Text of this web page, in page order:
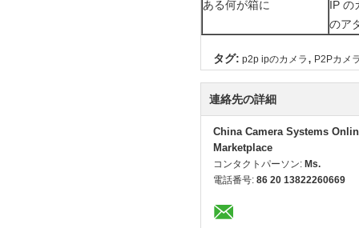
ある何が箱に
IP の
のア
タグ: p2p ipのカメラ , P2Pカメ
連絡先の詳細
China Camera Systems
Marketplace
コンタクトパーソン: Ms.
電話番号: 86 20 13822260669